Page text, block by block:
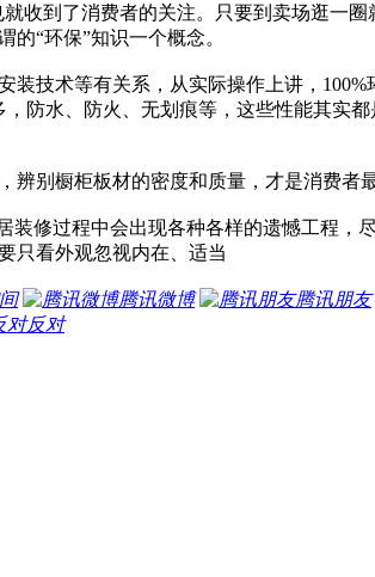
收到了消费者的关注。只要到卖场逛一
“环保”知识一个概念。
技术等有关系，从实际操作上讲，
防水、防火、无划痕等，这些性能其实
别橱柜板材的密度和质量，才是消费者
装修过程中会出现各种各样的遗憾工程
只看外观忽视内在、适当
腾讯微博
腾讯朋友
反对